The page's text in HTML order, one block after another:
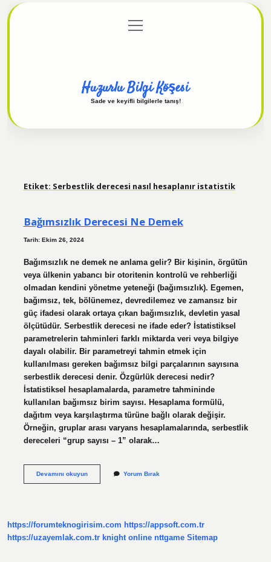
Gizlilik Politikası
menüyü
aç
Huzurlu Bilgi Köşesi
Sade ve keyifli bilgilerle tanış!
Etiket: Serbestlik derecesi nasıl hesaplanır istatistik
Bağımsızlık Derecesi Ne Demek
Tarih: Ekim 26, 2024
Bağımsızlık ne demek ne anlama gelir? Bir kişinin, örgütün
veya ülkenin yabancı bir otoritenin kontrolü ve rehberliği
olmadan kendini yönetme yeteneği (bağımsızlık). Egemen,
bağımsız, tek, bölünemez, devredilemez ve zamansız bir
güç ifadesi olarak ortaya çıkan bağımsızlık, devletin yasal
ölçütüdür. Serbestlik derecesi ne ifade eder? İstatistiksel
parametrelerin tahminleri farklı miktarda veri veya bilgiye
dayalı olabilir. Bir parametreyi tahmin etmek için
kullanılması gereken bağımsız bilgi parçalarının sayısına
serbestlik derecesi denir. Özgürlük derecesi nedir?
İstatistiksel hesaplamalarda, parametre tahmininde
kullanılan bağımsız birim sayısı. Hesaplama formülü,
dağıtım veya karşılaştırma türüne bağlı olarak değişir.
Örneğin, gruplar arası varyans hesaplamalarında, serbestlik
dereceleri “grup sayısı – 1” olarak…
Devamını okuyunBağımsızlık Yorum Bırak
https://forumteknogirisim.com https://appsoft.com.tr
https://uzayemlak.com.tr knight online nttgame Sitemap